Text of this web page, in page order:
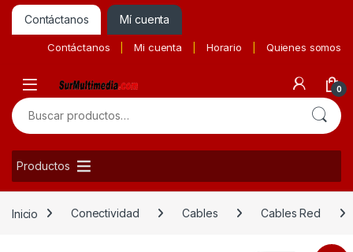
Contáctanos Mí cuenta
Contáctanos Mi cuenta Horario Quienes somos
0
Buscar por:
Productos
Inicio Conectividad Cables Cables Red